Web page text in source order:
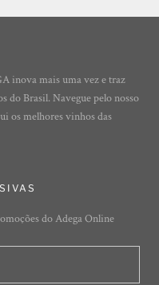
inova mais uma vez e traz
do Brasil. Navegue pelo nosso
os melhores vinhos das
do Adega Online